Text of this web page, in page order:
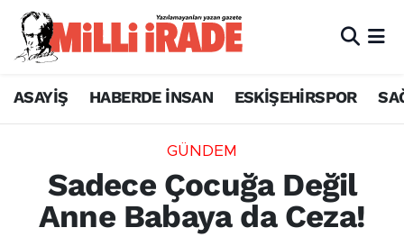
ASAYİŞ HABERDE İNSAN ESKİŞEHİRSPOR
GÜNDEM
Sadece Çocuğa Değil
Anne Babaya da Ceza!